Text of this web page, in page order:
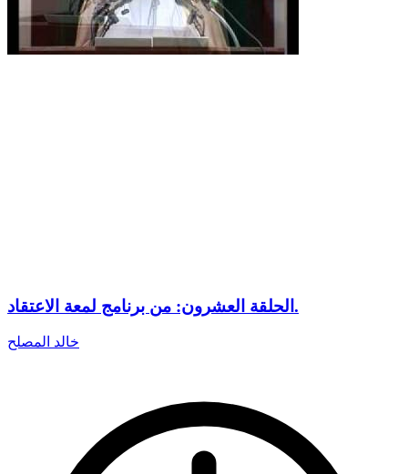
الحلقة العشرون: من برنامج لمعة الاعتقاد.
خالد المصلح